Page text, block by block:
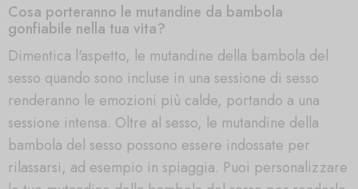
Cosa porteranno le mutandine da bambola
gonfiabile nella tua vita?
Dimentica l'aspetto, le mutandine della bambola del
sesso quando sono incluse in una sessione di sesso
renderanno le emozioni più calde, portando a una
sessione intensa. Oltre al sesso, le mutandine della
bambola del sesso possono essere indossate per
rilassarsi, ad esempio in spiaggia. Puoi personalizzare